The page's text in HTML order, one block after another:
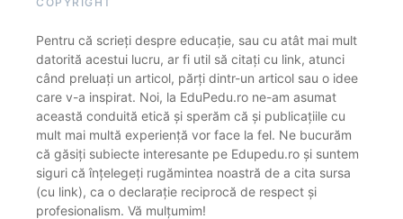
Pentru că scrieți despre educație, sau cu atât mai mult
datorită acestui lucru, ar fi util să citați cu link, atunci
când preluați un articol, părți dintr-un articol sau o idee
care v-a inspirat. Noi, la EduPedu.ro ne-am asumat
această conduită etică și sperăm că și publicațiile cu
mult mai multă experiență vor face la fel. Ne bucurăm
că găsiți subiecte interesante pe Edupedu.ro și suntem
siguri că înțelegeți rugămintea noastră de a cita sursa
(cu link), ca o declarație reciprocă de respect și
profesionalism. Vă mulțumim!